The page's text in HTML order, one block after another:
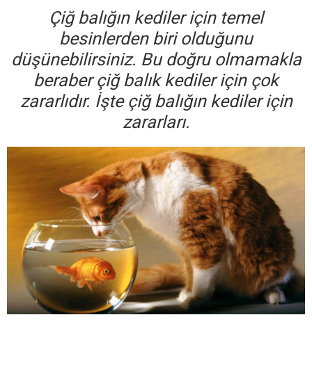
Çiğ balığın kediler için temel
besinlerden biri olduğunu
düşünebilirsiniz. Bu doğru olmamakla
beraber çiğ balık kediler için çok
zararlıdır. İşte çiğ balığın kediler için
zararları.